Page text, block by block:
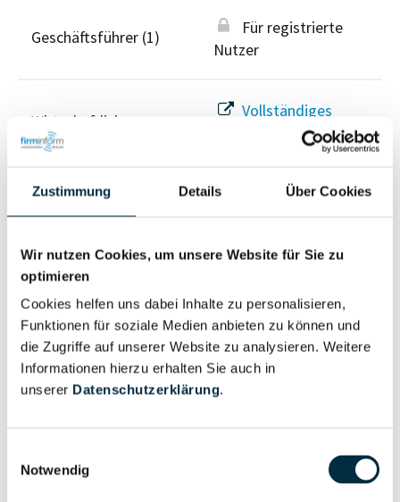
Zustimmung Details Über Cookies
Wir nutzen Cookies, um unsere Website für Sie zu
optimieren
Cookies helfen uns dabei Inhalte zu personalisieren,
Funktionen für soziale Medien anbieten zu können und
die Zugriffe auf unserer Website zu analysieren. Weitere
Informationen hierzu erhalten Sie auch in
unserer Datenschutzerklärung.
Notwendig
Geschäftsführer (1)
Für registrierte
Nutzer
Wirtschaftlich
Berechtigter
Vollständiges
Unternehmensprofil
Gesellschafterstruktur
Vollständiges
Unternehmensprofil
anfragen